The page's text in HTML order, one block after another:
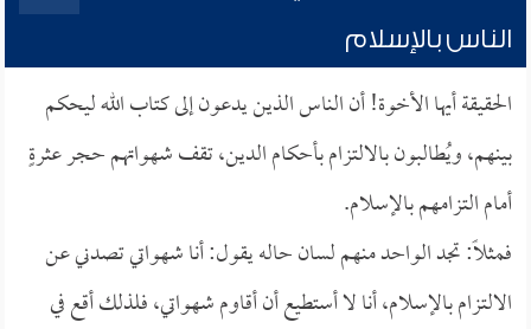
الناس بالإسلام
الحقيقة أيها الأخوة! أن الناس الذين يدعون إلى كتاب الله ليحكم
بينهم، ويُطالبون بالالتزام بأحكام الدين، تقف شهواتهم حجر عثرةٍ
أمام التزامهم بالإسلام.
فمثلاً: تجد الواحد منهم لسان حاله يقول: أنا شهواتي تصدني عن
الالتزام بالإسلام، أنا لا أستطيع أن أقاوم شهواتي، فلذلك أقع في